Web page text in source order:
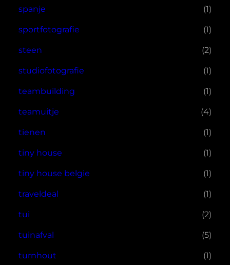
spanje (1)
sportfotografie (1)
steen (2)
studiofotografie (1)
teambuilding (1)
teamuitje (4)
tienen (1)
tiny house (1)
tiny house belgie (1)
traveldeal (1)
tui (2)
tuinafval (5)
turnhout (1)